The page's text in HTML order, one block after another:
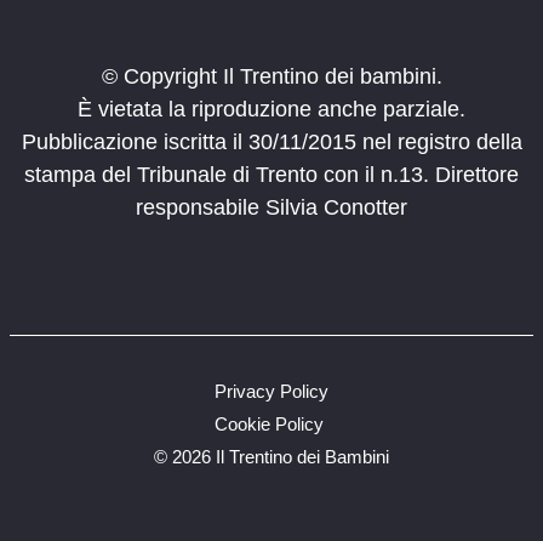
© Copyright Il Trentino dei bambini.
È vietata la riproduzione anche parziale.
Pubblicazione iscritta il 30/11/2015 nel registro della
stampa del Tribunale di Trento con il n.13. Direttore
responsabile Silvia Conotter
© 2026 Il Trentino dei Bambini
Privacy Policy
Cookie Policy